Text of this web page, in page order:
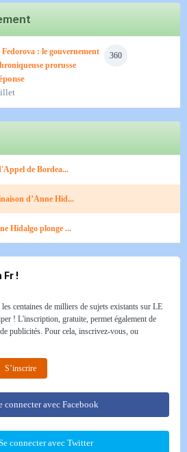
360
: le gouvernement
prorusse
de Bordea...
d’Anne Hid...
Hidalgo plonge ...
Fr !
centaines de milliers de sujets existants sur LE
! L'inscription, gratuite, permet également de
publicités. Pour cela, inscrivez-vous, ou
S’inscrire
connecter avec Facebook
connecter avec Twitter